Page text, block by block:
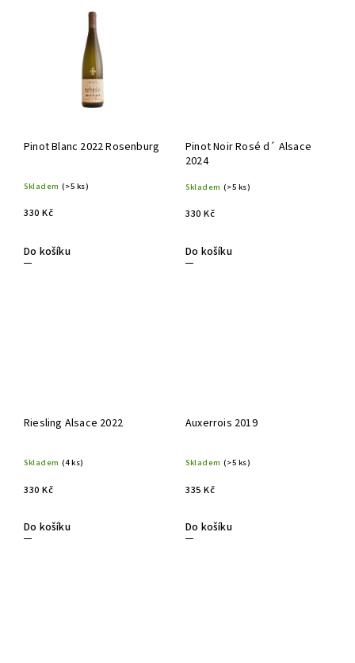
Pinot Blanc 2022 Rosenburg
Skladem (>5 ks)
330 Kč
Do košíku
Pinot Noir Rosé d´ Alsace
2024
Skladem (>5 ks)
330 Kč
Do košíku
Riesling Alsace 2022
Skladem (4 ks)
330 Kč
Do košíku
Auxerrois 2019
Skladem (>5 ks)
335 Kč
Do košíku